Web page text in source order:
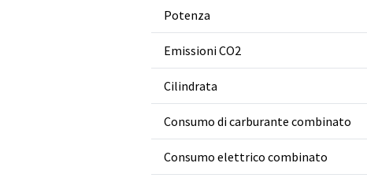
Potenza
Emissioni CO2
Cilindrata
Consumo di carburante combinato
Consumo elettrico combinato